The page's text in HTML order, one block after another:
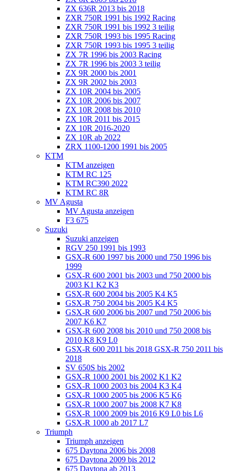
ZX 636R 2013 bis 2018
ZXR 750R 1991 bis 1992 Racing
ZXR 750R 1991 bis 1992 3 teilig
ZXR 750R 1993 bis 1995 Racing
ZXR 750R 1993 bis 1995 3 teilig
ZX 7R 1996 bis 2003 Racing
ZX 7R 1996 bis 2003 3 teilig
ZX 9R 2000 bis 2001
ZX 9R 2002 bis 2003
ZX 10R 2004 bis 2005
ZX 10R 2006 bis 2007
ZX 10R 2008 bis 2010
ZX 10R 2011 bis 2015
ZX 10R 2016-2020
ZX 10R ab 2022
ZRX 1100-1200 1991 bis 2005
KTM
KTM anzeigen
KTM RC 125
KTM RC390 2022
KTM RC 8R
MV Agusta
MV Agusta anzeigen
F3 675
Suzuki
Suzuki anzeigen
RGV 250 1991 bis 1993
GSX-R 600 1997 bis 2000 und 750 1996 bis
1999
GSX-R 600 2001 bis 2003 und 750 2000 bis
2003 K1 K2 K3
GSX-R 600 2004 bis 2005 K4 K5
GSX-R 750 2004 bis 2005 K4 K5
GSX-R 600 2006 bis 2007 und 750 2006 bis
2007 K6 K7
GSX-R 600 2008 bis 2010 und 750 2008 bis
2010 K8 K9 L0
GSX-R 600 2011 bis 2018 GSX-R 750 2011 bis
2018
SV 650S bis 2002
GSX-R 1000 2001 bis 2002 K1 K2
GSX-R 1000 2003 bis 2004 K3 K4
GSX-R 1000 2005 bis 2006 K5 K6
GSX-R 1000 2007 bis 2008 K7 K8
GSX-R 1000 2009 bis 2016 K9 L0 bis L6
GSX-R 1000 ab 2017 L7
Triumph
Triumph anzeigen
675 Daytona 2006 bis 2008
675 Daytona 2009 bis 2012
675 Daytona ab 2013